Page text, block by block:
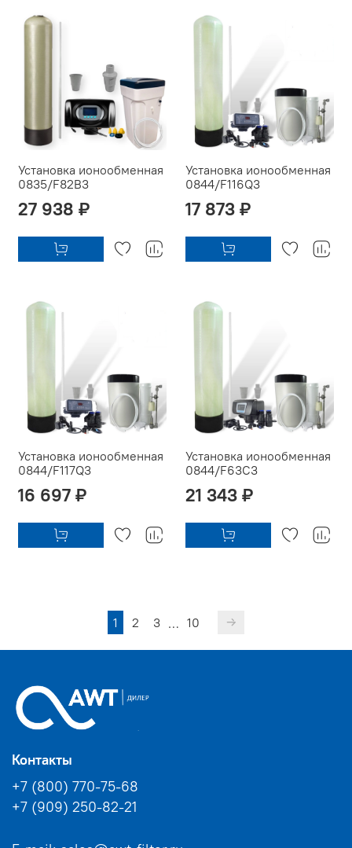
Установка ионообменная
0835/F82B3
27 938 ₽
Установка ионообменная
0844/F116Q3
17 873 ₽
Установка ионообменная
0844/F117Q3
16 697 ₽
Установка ионообменная
0844/F63C3
21 343 ₽
1 2 3 … 10
Контакты
+7 (800) 770-75-68
+7 (909) 250-82-21